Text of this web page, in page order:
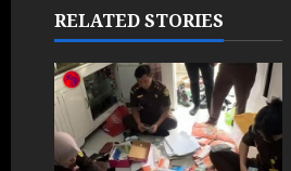
RELATED STORIES